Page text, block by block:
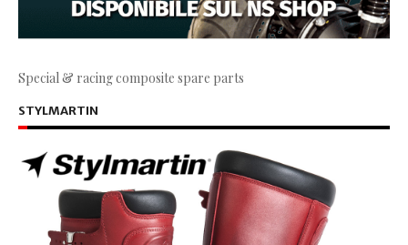
Special & racing composite spare parts
STYLMARTIN